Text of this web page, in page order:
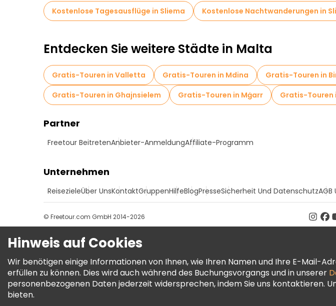
Kostenlose Tagesausflüge in Sliema Kostenlose Nachtwanderungen in
Entdecken Sie weitere Städte in Malta
Gratis-Touren in Valletta Gratis-Touren in Mdina Gratis-Touren in
Gratis-Touren in Ghajnsielem
Gratis-Touren in Mġarr Gratis-Touren
Partner
Freetour BeitretenAnbieter-AnmeldungAffiliate-Programm
Unternehmen
ReisezieleÜber UnsKontaktGruppenHilfeBlogPresseSicherheit Und Datenschutz
© Freetour.com GmbH 2014-2026
Hinweis auf Cookies
Wir benötigen einige Informationen von Ihnen, wie Ihren Namen und Ihre E-Mail-
erfüllen zu können. Dies wird auch während des Buchungsvorgangs und in unserer
personenbezogenen Daten jederzeit widersprechen, indem Sie uns kontaktieren.
bieten.